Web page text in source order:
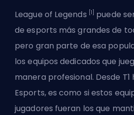
League of Legends [1]
puede
de esports más grandes de
pero gran parte de esa
los equipos dedicados que
manera profesional. Desde T1
Esports, es como si estos
jugadores fueran los que